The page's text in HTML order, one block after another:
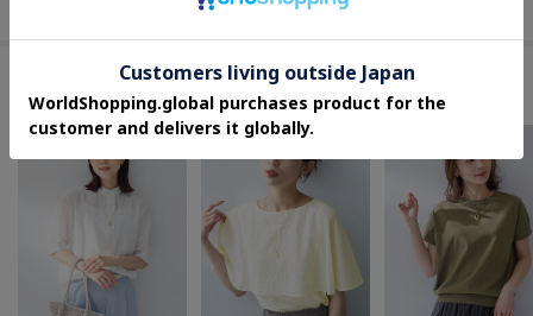
#幅広く活躍する洗えるトップス